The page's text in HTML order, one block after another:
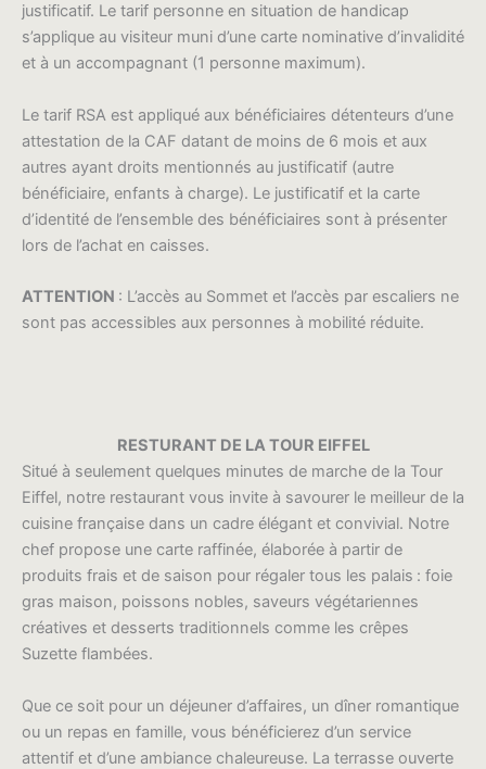
justificatif. Le tarif personne en situation de handicap
s’applique au visiteur muni d’une carte nominative d’invalidité
et à un accompagnant (1 personne maximum).
Le tarif RSA est appliqué aux bénéficiaires détenteurs d’une
attestation de la CAF datant de moins de 6 mois et aux
autres ayant droits mentionnés au justificatif (autre
bénéficiaire, enfants à charge). Le justificatif et la carte
d’identité de l’ensemble des bénéficiaires sont à présenter
lors de l’achat en caisses.
ATTENTION : L’accès au Sommet et l’accès par escaliers ne
sont pas accessibles aux personnes à mobilité réduite.
RESTURANT DE LA TOUR EIFFEL
Situé à seulement quelques minutes de marche de la Tour
Eiffel, notre restaurant vous invite à savourer le meilleur de la
cuisine française dans un cadre élégant et convivial. Notre
chef propose une carte raffinée, élaborée à partir de
produits frais et de saison pour régaler tous les palais : foie
gras maison, poissons nobles, saveurs végétariennes
créatives et desserts traditionnels comme les crêpes
Suzette flambées.
Que ce soit pour un déjeuner d’affaires, un dîner romantique
ou un repas en famille, vous bénéficierez d’un service
attentif et d’une ambiance chaleureuse. La terrasse ouverte